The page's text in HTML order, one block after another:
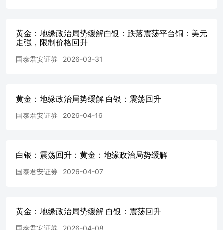
成本公司向该个人或机构之客户提供的投资建议，本公司、
本公司员工或者关联机构亦不为该个人或机构之客户因使用
本报告或报告所载内容引起的任何损失承担任何责任。 除
位或个人不得使用该商标、服务标记及标记。
黄金：地缘政治局势缓解白银：跌落震荡平台铜：美元
走强，限制价格回升
国泰君安证券 2026-03-31
黄金：地缘政治局势缓解 白银：震荡回升
国泰君安证券 2026-04-16
白银：震荡回升：黄金：地缘政治局势缓解
国泰君安证券 2026-04-07
黄金：地缘政治局势缓解 白银：震荡回升
国泰君安证券 2026-04-08